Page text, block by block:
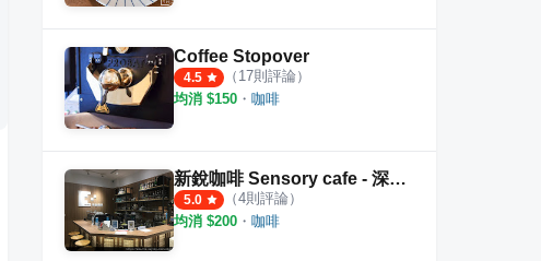
Coffee Stopover
4.5 （ 17則評論）
均消 $150 ・ 咖啡
新銳咖啡 Sensory cafe - 深夜咖啡 第一品牌
5.0 （4則評論）
均消 $200 ・ 咖啡